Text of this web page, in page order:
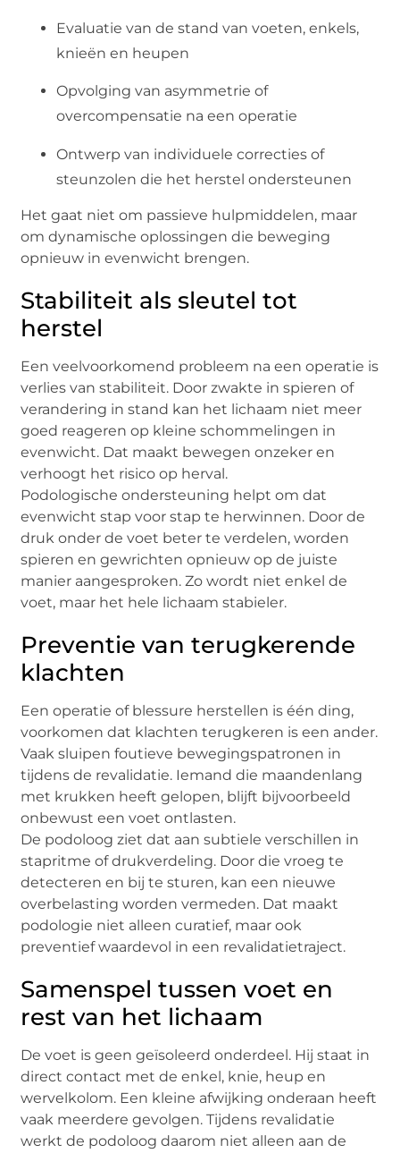
Evaluatie van de stand van voeten, enkels,
knieën en heupen
Opvolging van asymmetrie of
overcompensatie na een operatie
Ontwerp van individuele correcties of
steunzolen die het herstel ondersteunen
Het gaat niet om passieve hulpmiddelen, maar
om dynamische oplossingen die beweging
opnieuw in evenwicht brengen.
Stabiliteit als sleutel tot
herstel
Een veelvoorkomend probleem na een operatie is
verlies van stabiliteit. Door zwakte in spieren of
verandering in stand kan het lichaam niet meer
goed reageren op kleine schommelingen in
evenwicht. Dat maakt bewegen onzeker en
verhoogt het risico op herval.
Podologische ondersteuning helpt om dat
evenwicht stap voor stap te herwinnen. Door de
druk onder de voet beter te verdelen, worden
spieren en gewrichten opnieuw op de juiste
manier aangesproken. Zo wordt niet enkel de
voet, maar het hele lichaam stabieler.
Preventie van terugkerende
klachten
Een operatie of blessure herstellen is één ding,
voorkomen dat klachten terugkeren is een ander.
Vaak sluipen foutieve bewegingspatronen in
tijdens de revalidatie. Iemand die maandenlang
met krukken heeft gelopen, blijft bijvoorbeeld
onbewust een voet ontlasten.
De podoloog ziet dat aan subtiele verschillen in
stapritme of drukverdeling. Door die vroeg te
detecteren en bij te sturen, kan een nieuwe
overbelasting worden vermeden. Dat maakt
podologie niet alleen curatief, maar ook
preventief waardevol in een revalidatietraject.
Samenspel tussen voet en
rest van het lichaam
De voet is geen geïsoleerd onderdeel. Hij staat in
direct contact met de enkel, knie, heup en
wervelkolom. Een kleine afwijking onderaan heeft
vaak meerdere gevolgen. Tijdens revalidatie
werkt de podoloog daarom niet alleen aan de